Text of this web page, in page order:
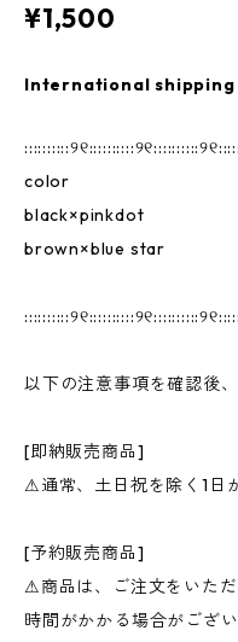
¥1,500
International
color
black×pinkdot
brown×blue star
以下の注意事項を確認後
[即納販売商品]
⚠︎通常、土日祝を除く1日
[予約販売商品]
⚠︎商品は、ご注文をいた
時間がかかる場合がござい